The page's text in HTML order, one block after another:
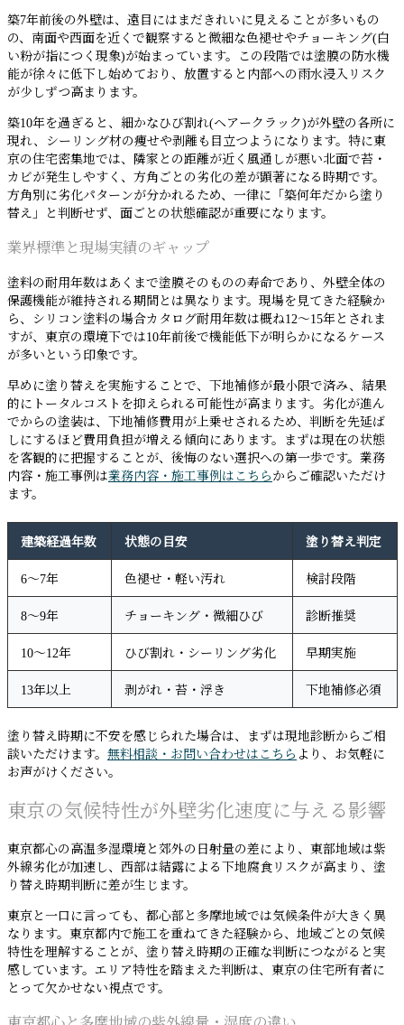
築7年前後の外壁は、遠目にはまだきれいに見えることが多いもの
の、南面や西面を近くで観察すると微細な色褪せやチョーキング(白
い粉が指につく現象)が始まっています。この段階では塗膜の防水機
能が徐々に低下し始めており、放置すると内部への雨水浸入リスク
が少しずつ高まります。
築10年を過ぎると、細かなひび割れ(ヘアークラック)が外壁の各所に
現れ、シーリング材の痩せや剥離も目立つようになります。特に東
京の住宅密集地では、隣家との距離が近く風通しが悪い北面で苔・
カビが発生しやすく、方角ごとの劣化の差が顕著になる時期です。
方角別に劣化パターンが分かれるため、一律に「築何年だから塗り
替え」と判断せず、面ごとの状態確認が重要になります。
業界標準と現場実績のギャップ
塗料の耐用年数はあくまで塗膜そのものの寿命であり、外壁全体の
保護機能が維持される期間とは異なります。現場を見てきた経験か
ら、シリコン塗料の場合カタログ耐用年数は概ね12〜15年とされま
すが、東京の環境下では10年前後で機能低下が明らかになるケース
が多いという印象です。
早めに塗り替えを実施することで、下地補修が最小限で済み、結果
的にトータルコストを抑えられる可能性が高まります。劣化が進ん
でからの塗装は、下地補修費用が上乗せされるため、判断を先延ば
しにするほど費用負担が増える傾向にあります。まずは現在の状態
を客観的に把握することが、後悔のない選択への第一歩です。業務
内容・施工事例は業務内容・施工事例はこちら からご確認いただけ
ます。
建築経過年数 状態の目安 塗り替え判定
6〜7年 色褪せ・軽い汚れ 検討段階
8〜9年 チョーキング・微細ひび 診断推奨
10〜12年 ひび割れ・シーリング劣化 早期実施
13年以上 剥がれ・苔・浮き 下地補修必須
塗り替え時期に不安を感じられた場合は、まずは現地診断からご相
談いただけます。 無料相談・お問い合わせはこちら より、お気軽に
お声がけください。
東京の気候特性が外壁劣化速度に与える影響
東京都心の高温多湿環境と郊外の日射量の差により、東部地域は紫
外線劣化が加速し、西部は結露による下地腐食リスクが高まり、塗
り替え時期判断に差が生じます。
東京と一口に言っても、都心部と多摩地域では気候条件が大きく異
なります。東京都内で施工を重ねてきた経験から、地域ごとの気候
特性を理解することが、塗り替え時期の正確な判断につながると実
感しています。エリア特性を踏まえた判断は、東京の住宅所有者に
とって欠かせない視点です。